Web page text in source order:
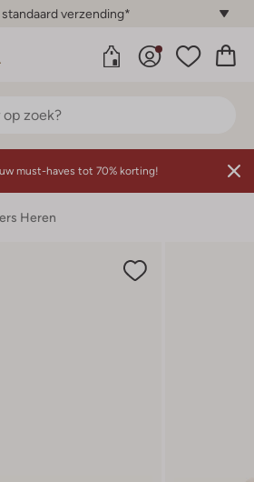
verzending*
must-haves tot 70% korting!
Heren